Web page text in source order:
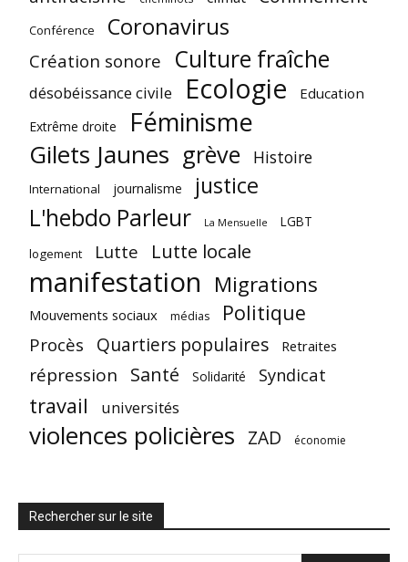
Conférence Coronavirus
Création sonore Culture fraîche
désobéissance civile Ecologie Education
Extrême droite Féminisme
Gilets Jaunes grève Histoire
International journalisme justice
L'hebdo Parleur La Mensuelle
LGBT
logement
Lutte Lutte locale
manifestation Migrations
Mouvements sociaux médias Politique
Procès Quartiers populaires Retraites
répression Santé Solidarité Syndicat
travail universités
violences policières ZAD économie
Rechercher sur le site